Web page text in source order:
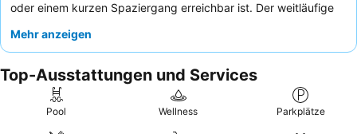
oder einem kurzen Spaziergang erreichbar ist. Der weitläufige
darunter Padel, Tennis und Beachvolleyball, bieten für jedes
außergewöhnliche Freundlichkeit und Professionalität des
Personals sowie die Qualität und Vielfalt des Restaurants,
insbesondere die köstliche Pizza und die „Tegami“-Gerichte. Für
Mehr anzeigen
Top-Ausstattungen und Services
Pool Wellness Parkplätze